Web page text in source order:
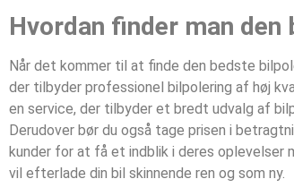
Hvordan finder man
Når det kommer til at finde den bedste
der tilbyder professionel bilpolering af høj
en service, der tilbyder et bredt udvalg af
Derudover bør du også tage prisen i
kunder for at få et indblik i deres oplevelser
vil efterlade din bil skinnende ren og som ny.